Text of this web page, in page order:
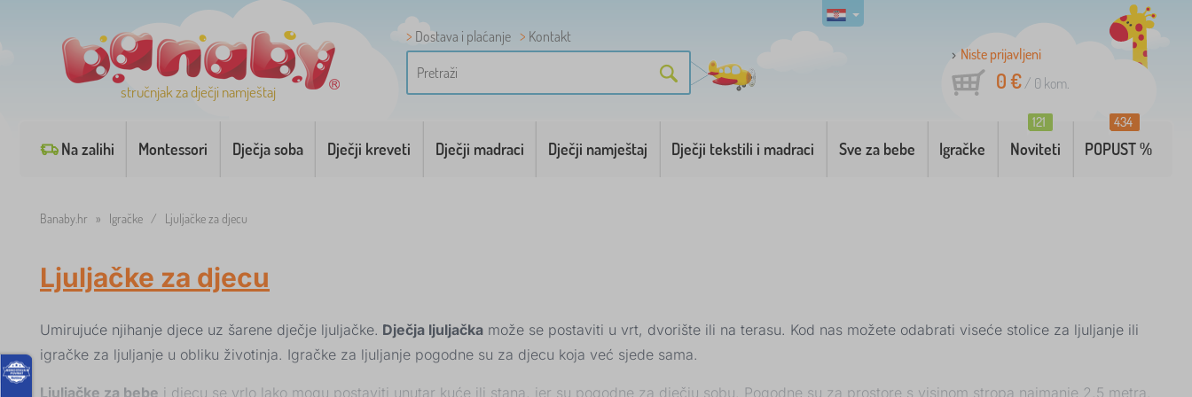
stručnjak za dječji namještaj
Dostava i plaćanje
Kontakt
Niste prijavljeni
0 €/ 0 kom.
Na zalihi Montessori Dječja soba Dječji kreveti Dječji madraci Dječji namještaj Dječji tekstili i madraci Sve za bebe Igračke Noviteti
121
POPUST %
434
Banaby.hr » Igračke / Ljuljačke za djecu
Ljuljačke za djecu
Umirujuće njihanje djece uz šarene dječje ljuljačke. Dječja ljuljačka može se postaviti u vrt, dvorište ili na terasu. Kod nas možete odabrati viseće stolice za ljuljanje ili
igračke za ljuljanje u obliku životinja. Igračke za ljuljanje pogodne su za djecu koja već sjede sama.
Ljuljačke za bebe i djecu se vrlo lako mogu postaviti unutar kuće ili stana, jer su pogodne za dječju sobu. Pogodne su za prostore s visinom stropa najmanje 2,5 metra.